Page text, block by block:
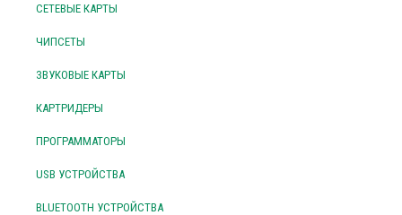
СЕТЕВЫЕ КАРТЫ
ЧИПСЕТЫ
ЗВУКОВЫЕ КАРТЫ
КАРТРИДЕРЫ
ПРОГРАММАТОРЫ
USB УСТРОЙСТВА
BLUETOOTH УСТРОЙСТВА